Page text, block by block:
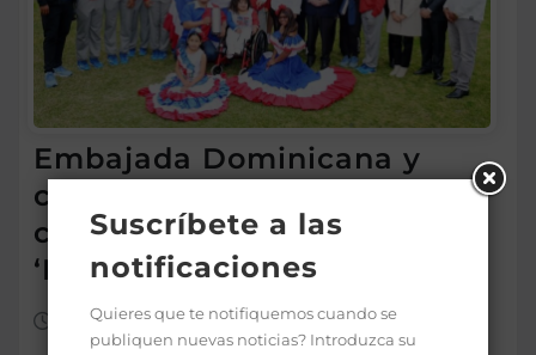
Embajada Dominicana y
comunidad en Chile reciben
con entusiasmo a las
‘Princesas del Caribe’
Ago 6, 2026
Suscríbete a las
notificaciones
Quieres que te notifiquemos cuando se
publiquen nuevas noticias? Introduzca su